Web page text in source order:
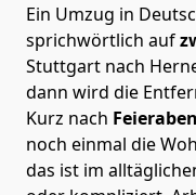
Ein Umzug in
sprichwörtlich auf
Stuttgart nach
dann wird die
Kurz nach
noch einmal die
das ist im